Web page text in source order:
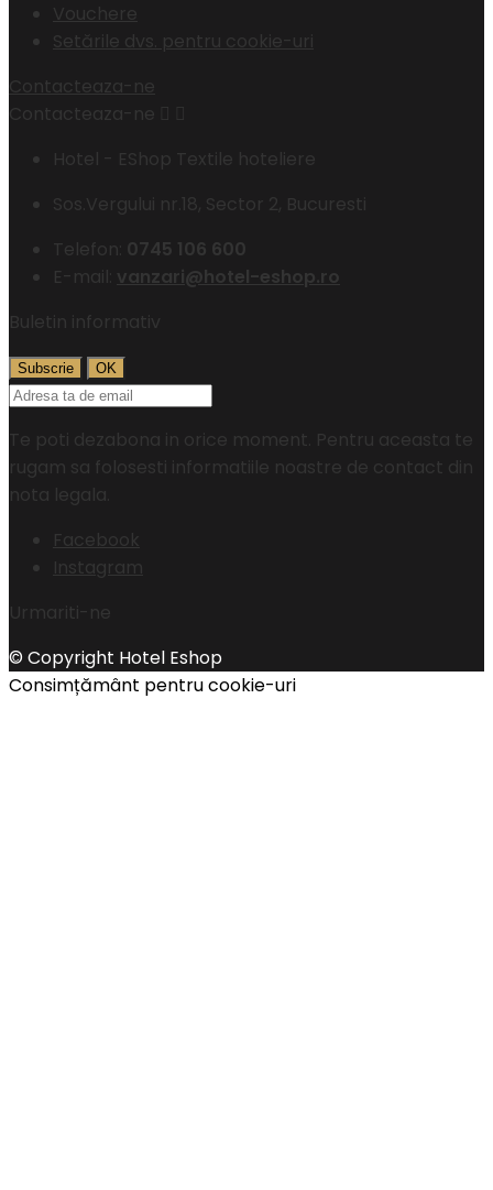
Vouchere
Setările dvs. pentru cookie-uri
Contacteaza-ne
Contacteaza-ne
Hotel - EShop Textile hoteliere
Sos.Vergului nr.18, Sector 2, Bucuresti
Telefon: 0745 106 600
E-mail: vanzari@hotel-eshop.ro
Buletin informativ
Te poti dezabona in orice moment. Pentru aceasta te
rugam sa folosesti informatiile noastre de contact din
nota legala.
Facebook
Instagram
Urmariti-ne
© Copyright Hotel Eshop
Consimțământ pentru cookie-uri